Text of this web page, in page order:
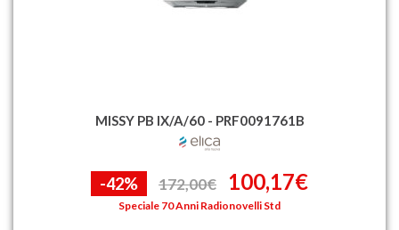
MISSY PB IX/A/60 - PRF0091761B
-42% 172,00€ 100,17€
Speciale 70 Anni Radionovelli Std